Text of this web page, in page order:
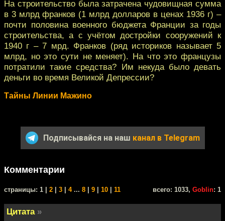
На строительство была затрачена чудовищная сумма
в 3 млрд франков (1 млрд долларов в ценах 1936 г) –
почти половина военного бюджета Франции за годы
строительства, а с учётом достройки сооружений к
1940 г – 7 мрд. Франков (ряд историков называет 5
млрд, но это сути не меняет). На что это французы
потратили такие средства? Им некуда было девать
деньги во время Великой Депрессии?
Тайны Линии Мажино
Подписывайся на наш канал в Telegram
Комментарии
cтраницы: 1 | 2 3 4... 8 9 10 11 всего: 1033, Goblin: 1
Цитата »